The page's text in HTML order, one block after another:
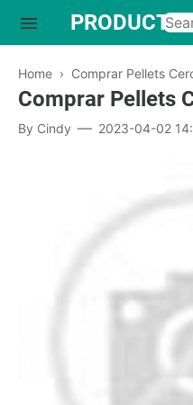
Home › Comprar Pellets
Comprar Pellets
By Cindy 2023-04-02